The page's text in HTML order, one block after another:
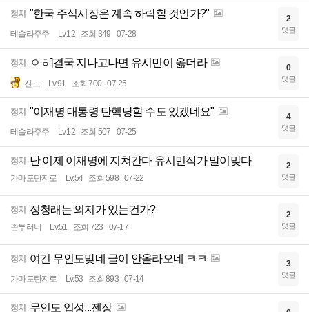
정치 "한국 주식시장은 계속 하락할 것인가?"
테슬라주주 Lv.12 조회 349 07-28
2
댓글
정치 ㅇㅎ]결국 지나고나면 유시민이 옳더라
진느 Lv.91 조회 700 07-25
0
댓글
정치 "이재명 대통령 탄핵당할 수도 있겠네요"
테슬라주주 Lv.12 조회 507 07-25
4
댓글
정치 난 이제 이재명에 지쳐간다 유시민작가 말이맞다
가마도탄지로 Lv.54 조회 598 07-22
2
댓글
정치 정청래는 의지가 있는건가?
존투러너 Lv.51 조회 723 07-17
2
댓글
정치 여긴 무인도맞네 글이 안올라오네 ㅋㅋ
가마도탄지로 Lv.53 조회 893 07-14
3
댓글
정치 무인도 입성...젠장